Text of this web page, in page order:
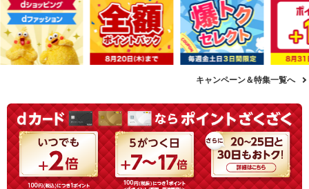
キャンペーン＆特集一覧へ